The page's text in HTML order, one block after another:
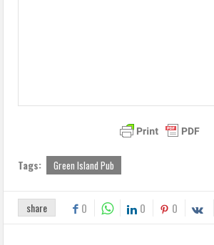
Tags: Green Island Pub
share 0 0 0